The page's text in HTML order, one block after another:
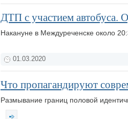
ДТП с участием автобуса.
Накануне в Междуреченске около
01.03.2020
Что пропагандируют
Размывание границ половой